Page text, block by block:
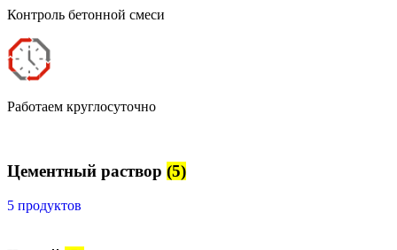
Контроль бетонной смеси
Работаем круглосуточно
Цементный раствор (5)
5 продуктов